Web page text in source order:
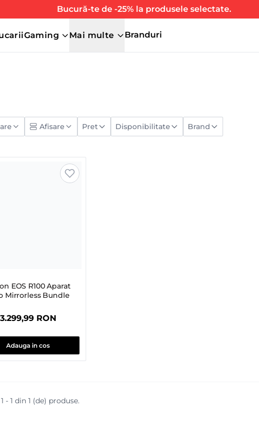
Bucură-te de -25% la produsele selectate.
Gaming Mai multe Branduri
Afisare Pret Disponibilitate Brand
EOS R100 Aparat
Mirrorless Bundle
3.299,99 RON
Adauga in cos
- 1 din 1 (de) produse.